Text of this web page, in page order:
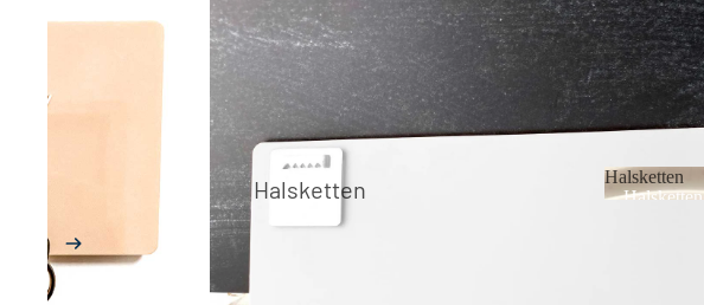
Schmuck Holz
Schmuck Edelstahl
Halsketten
Armbänder
Halsketten
Halsketten